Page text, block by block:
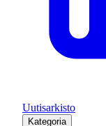
Uutisarkisto
Kategoria